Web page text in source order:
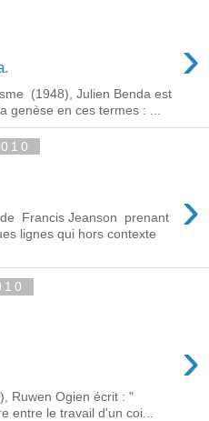
›
(1948), Julien Benda est
genèse en ces termes : ...
›
Francis Jeanson prenant
lignes qui hors contexte
›
Ruwen Ogien écrit : "
entre le travail d'un coi...